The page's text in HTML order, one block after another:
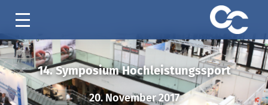
14. Symposium Hochleistungssport
20. November 2017